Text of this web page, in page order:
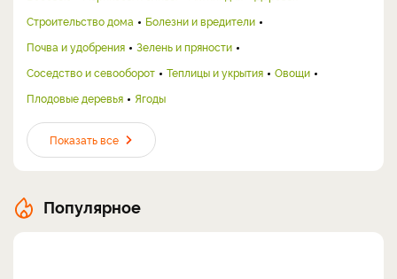
Строительство дома
Болезни и вредители
Почва и удобрения
Зелень и пряности
Соседство и севооборот
Теплицы и укрытия
Овощи
Плодовые деревья
Ягоды
Показать все
Популярное